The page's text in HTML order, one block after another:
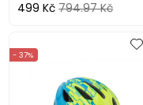
499 Kč 794.97 Kč
- 37%